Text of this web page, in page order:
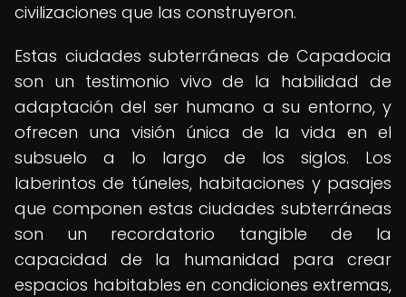
civilizaciones que las construyeron.
Estas ciudades subterráneas de Capadocia
son un testimonio vivo de la habilidad de
adaptación del ser humano a su entorno, y
ofrecen una visión única de la vida en el
subsuelo a lo largo de los siglos. Los
laberintos de túneles, habitaciones y pasajes
que componen estas ciudades subterráneas
son un recordatorio tangible de la
capacidad de la humanidad para crear
espacios habitables en condiciones extremas,